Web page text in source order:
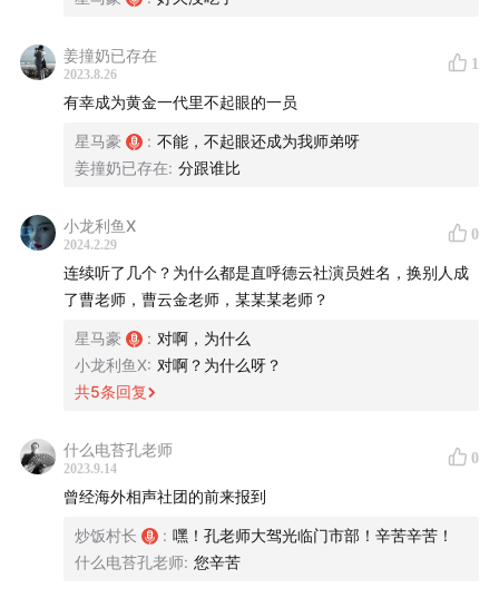
姜撞奶已存在
2023.8.26
1
有幸成为黄金一代里不起眼的一员
星马豪 : 不能，不起眼还成为我师弟呀
姜撞奶已存在: 分跟谁比
小龙利鱼X
2024.2.29
0
连续听了几个？为什么都是直呼德云社演员姓名，换别人成
了曹老师，曹云金老师，某某某老师？
星马豪 : 对啊，为什么
小龙利鱼X: 对啊？为什么呀？
共5条回复
什么电苔孔老师
2023.9.14
0
曾经海外相声社团的前来报到
炒饭村长 : 嘿！孔老师大驾光临门市部！辛苦辛苦！
什么电苔孔老师: 您辛苦